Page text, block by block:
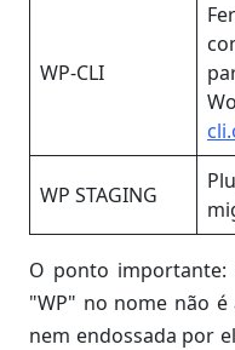
WP-CLI
WP STAGING
O ponto
"WP" no nome não
nem endossada por